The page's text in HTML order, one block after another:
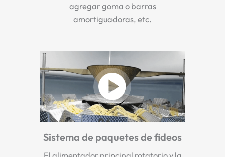
agregar goma o barras
amortiguadoras, etc.
Sistema de paquetes de fideos